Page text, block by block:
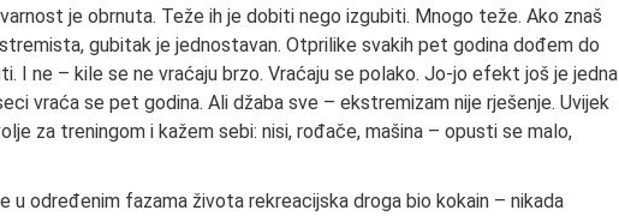
je obrnuta. Teže ih je dobiti nego izgubiti. Mnogo teže. Ako znaš
gubitak je jednostavan. Otprilike svakih pet godina dođem do
I ne – kile se ne vraćaju brzo. Vraćaju se polako. Jo-jo efekt još je jedna
vraća se pet godina. Ali džaba sve – ekstremizam nije rješenje. Uvijek
za treningom i kažem sebi: nisi, rođače, mašina – opusti se malo,
u određenim fazama života rekreacijska droga bio kokain – nikada